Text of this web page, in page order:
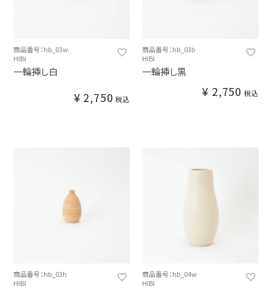
商品番号：hb_03w
HIBI
一輪挿し白
¥ 2,750 税込
商品番号：hb_03b
HIBI
一輪挿し黒
¥ 2,750 税込
商品番号：hb_03h
HIBI
商品番号：hb_04w
HIBI